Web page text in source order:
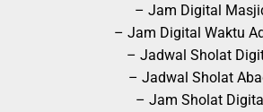
– Jam Digital
– Jam Digital Waktu
– Jadwal Sholat
– Jadwal Sholat
– Jam Sholat